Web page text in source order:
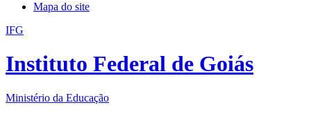
Mapa do site
IFG
Instituto Federal de Goiás
Ministério da Educação